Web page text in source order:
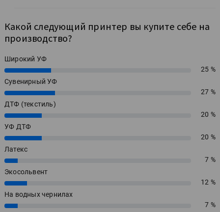
Какой следующий принтер вы купите себе на
производство?
Широкий УФ
25%
25 %
Сувенирный УФ
27%
27 %
ДТФ (текстиль)
20%
20 %
УФ ДТФ
20%
20 %
Латекс
7%
7 %
Экосольвент
12%
12 %
На водных чернилах
7%
7 %